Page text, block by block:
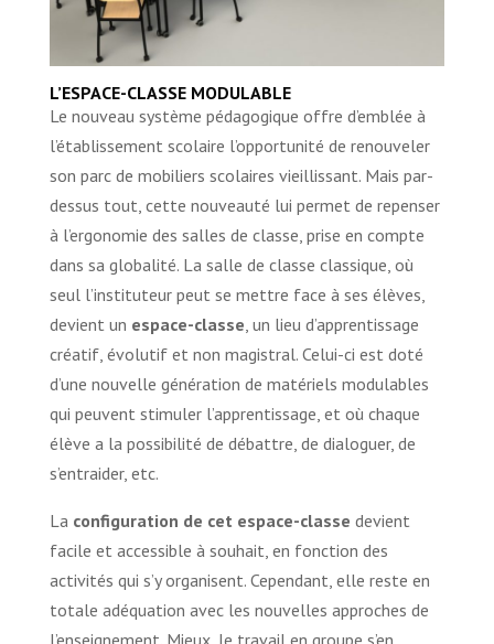
L’ESPACE-CLASSE MODULABLE
Le nouveau système pédagogique offre d’emblée à
l’établissement scolaire l’opportunité de renouveler
son parc de mobiliers scolaires vieillissant. Mais par-
dessus tout, cette nouveauté lui permet de repenser
à l’ergonomie des salles de classe, prise en compte
dans sa globalité. La salle de classe classique, où
seul l’instituteur peut se mettre face à ses élèves,
devient un espace-classe, un lieu d’apprentissage
créatif, évolutif et non magistral. Celui-ci est doté
d’une nouvelle génération de matériels modulables
qui peuvent stimuler l’apprentissage, et où chaque
élève a la possibilité de débattre, de dialoguer, de
s’entraider, etc.
La configuration de cet espace-classe devient
facile et accessible à souhait, en fonction des
activités qui s’y organisent. Cependant, elle reste en
totale adéquation avec les nouvelles approches de